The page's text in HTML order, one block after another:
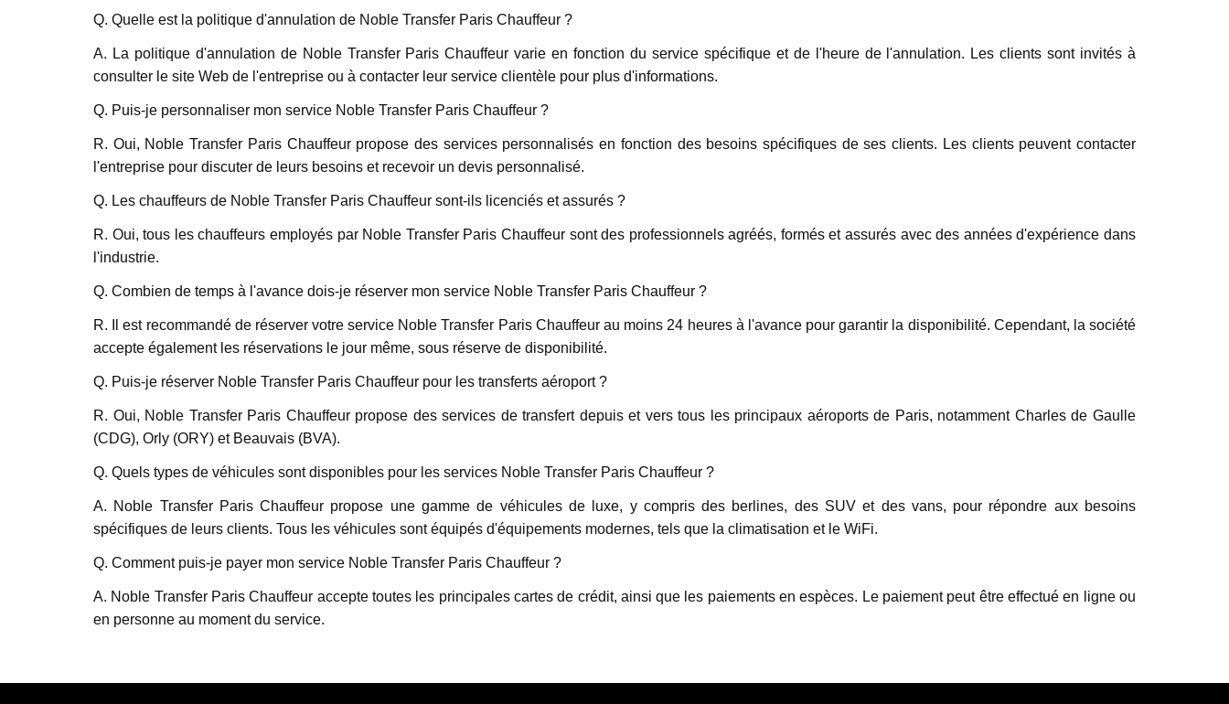
Q. Quelle est la politique d'annulation de Noble Transfer Paris Chauffeur ?
A. La politique d'annulation de Noble Transfer Paris Chauffeur varie en fonction du service spécifique et de l'heure de l'annulation. Les clients sont invités à
consulter le site Web de l'entreprise ou à contacter leur service clientèle pour plus d'informations.
Q. Puis-je personnaliser mon service Noble Transfer Paris Chauffeur ?
R. Oui, Noble Transfer Paris Chauffeur propose des services personnalisés en fonction des besoins spécifiques de ses clients. Les clients peuvent contacter
l'entreprise pour discuter de leurs besoins et recevoir un devis personnalisé.
Q. Les chauffeurs de Noble Transfer Paris Chauffeur sont-ils licenciés et assurés ?
R. Oui, tous les chauffeurs employés par Noble Transfer Paris Chauffeur sont des professionnels agréés, formés et assurés avec des années d'expérience dans
l'industrie.
Q. Combien de temps à l'avance dois-je réserver mon service Noble Transfer Paris Chauffeur ?
R. Il est recommandé de réserver votre service Noble Transfer Paris Chauffeur au moins 24 heures à l'avance pour garantir la disponibilité. Cependant, la société
accepte également les réservations le jour même, sous réserve de disponibilité.
Q. Puis-je réserver Noble Transfer Paris Chauffeur pour les transferts aéroport ?
R. Oui, Noble Transfer Paris Chauffeur propose des services de transfert depuis et vers tous les principaux aéroports de Paris, notamment Charles de Gaulle
(CDG), Orly (ORY) et Beauvais (BVA).
Q. Quels types de véhicules sont disponibles pour les services Noble Transfer Paris Chauffeur ?
A. Noble Transfer Paris Chauffeur propose une gamme de véhicules de luxe, y compris des berlines, des SUV et des vans, pour répondre aux besoins
spécifiques de leurs clients. Tous les véhicules sont équipés d'équipements modernes, tels que la climatisation et le WiFi.
Q. Comment puis-je payer mon service Noble Transfer Paris Chauffeur ?
A. Noble Transfer Paris Chauffeur accepte toutes les principales cartes de crédit, ainsi que les paiements en espèces. Le paiement peut être effectué en ligne ou
en personne au moment du service.